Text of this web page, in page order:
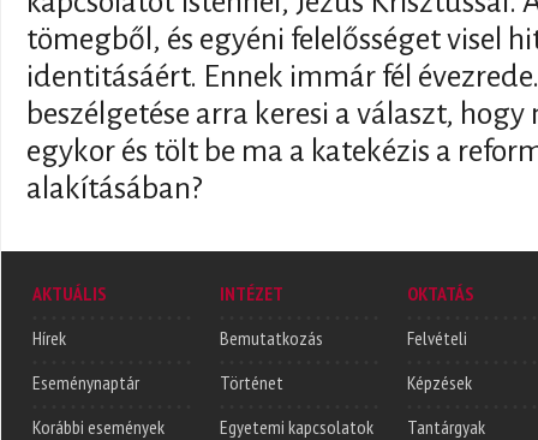
tömegből, és egyéni felelősséget visel
identitásáért. Ennek immár fél
beszélgetése arra keresi a választ,
egykor és tölt be ma a katekézis a
alakításában?
AKTUÁLIS
Hírek
Eseménynaptár
Korábbi események
INTÉZET
Bemutatkozás
Történet
Egyetemi kapcsolatok
OKTATÁS
Felvételi
Képzések
Tantárgyak